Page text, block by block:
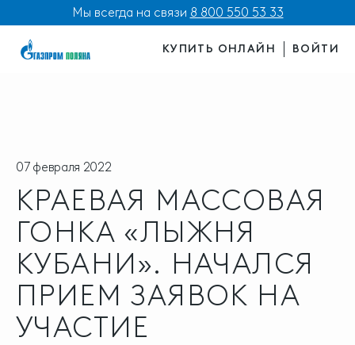
Мы всегда на связи 8 800 550 53 33
КУПИТЬ ОНЛАЙН ВОЙТИ
07 февраля 2022
КРАЕВАЯ МАССОВАЯ
ГОНКА «ЛЫЖНЯ
КУБАНИ». НАЧАЛСЯ
ПРИЕМ ЗАЯВОК НА
УЧАСТИЕ